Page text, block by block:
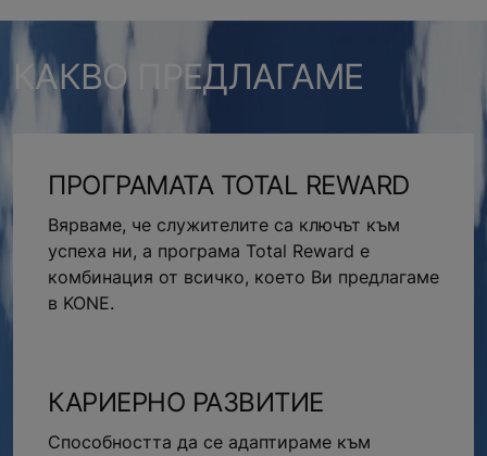
КАКВО ПРЕДЛАГАМЕ
ПРОГРАМАТА TOTAL REWARD
Вярваме, че служителите са ключът към
успеха ни, а програма Total Reward е
комбинация от всичко, което Ви предлагаме
в KONE.
КАРИЕРНО РАЗВИТИЕ
Способността да се адаптираме към